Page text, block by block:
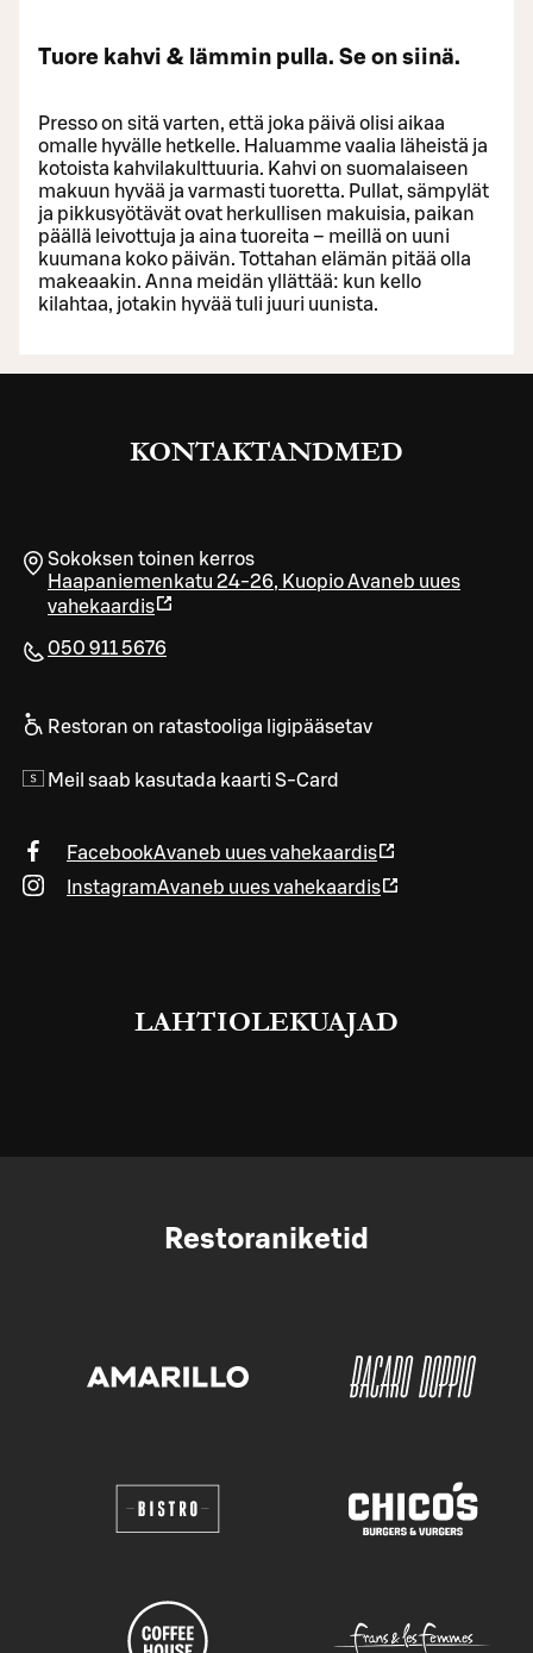
Tuore kahvi & lämmin pulla. Se on siinä.
Presso on sitä varten, että joka päivä olisi aikaa
omalle hyvälle hetkelle. Haluamme vaalia läheistä ja
kotoista kahvilakulttuuria. Kahvi on suomalaiseen
makuun hyvää ja varmasti tuoretta. Pullat, sämpylät
ja pikkusyötävät ovat herkullisen makuisia, paikan
päällä leivottuja ja aina tuoreita – meillä on uuni
kuumana koko päivän. Tottahan elämän pitää olla
makeaakin. Anna meidän yllättää: kun kello
kilahtaa, jotakin hyvää tuli juuri uunista.
KONTAKTANDMED
Sokoksen toinen kerros
Haapaniemenkatu 24-26, KuopioAvaneb uues
vahekaardis
050 911 5676
Restoran on ratastooliga ligipääsetav
Meil saab kasutada kaarti S-Card
FacebookAvaneb uues vahekaardis
InstagramAvaneb uues vahekaardis
LAHTIOLEKUAJAD
Restoraniketid